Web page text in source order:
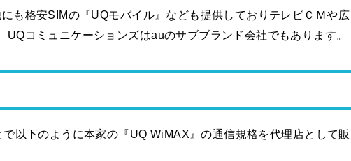
も格安SIMの『UQモバイル』なども提供しておりテレビＣＭや広
コミュニケーションズはauのサブブランド会社でもあります。
で以下のように本家の『UQ WiMAX』の通信規格を代理店として販